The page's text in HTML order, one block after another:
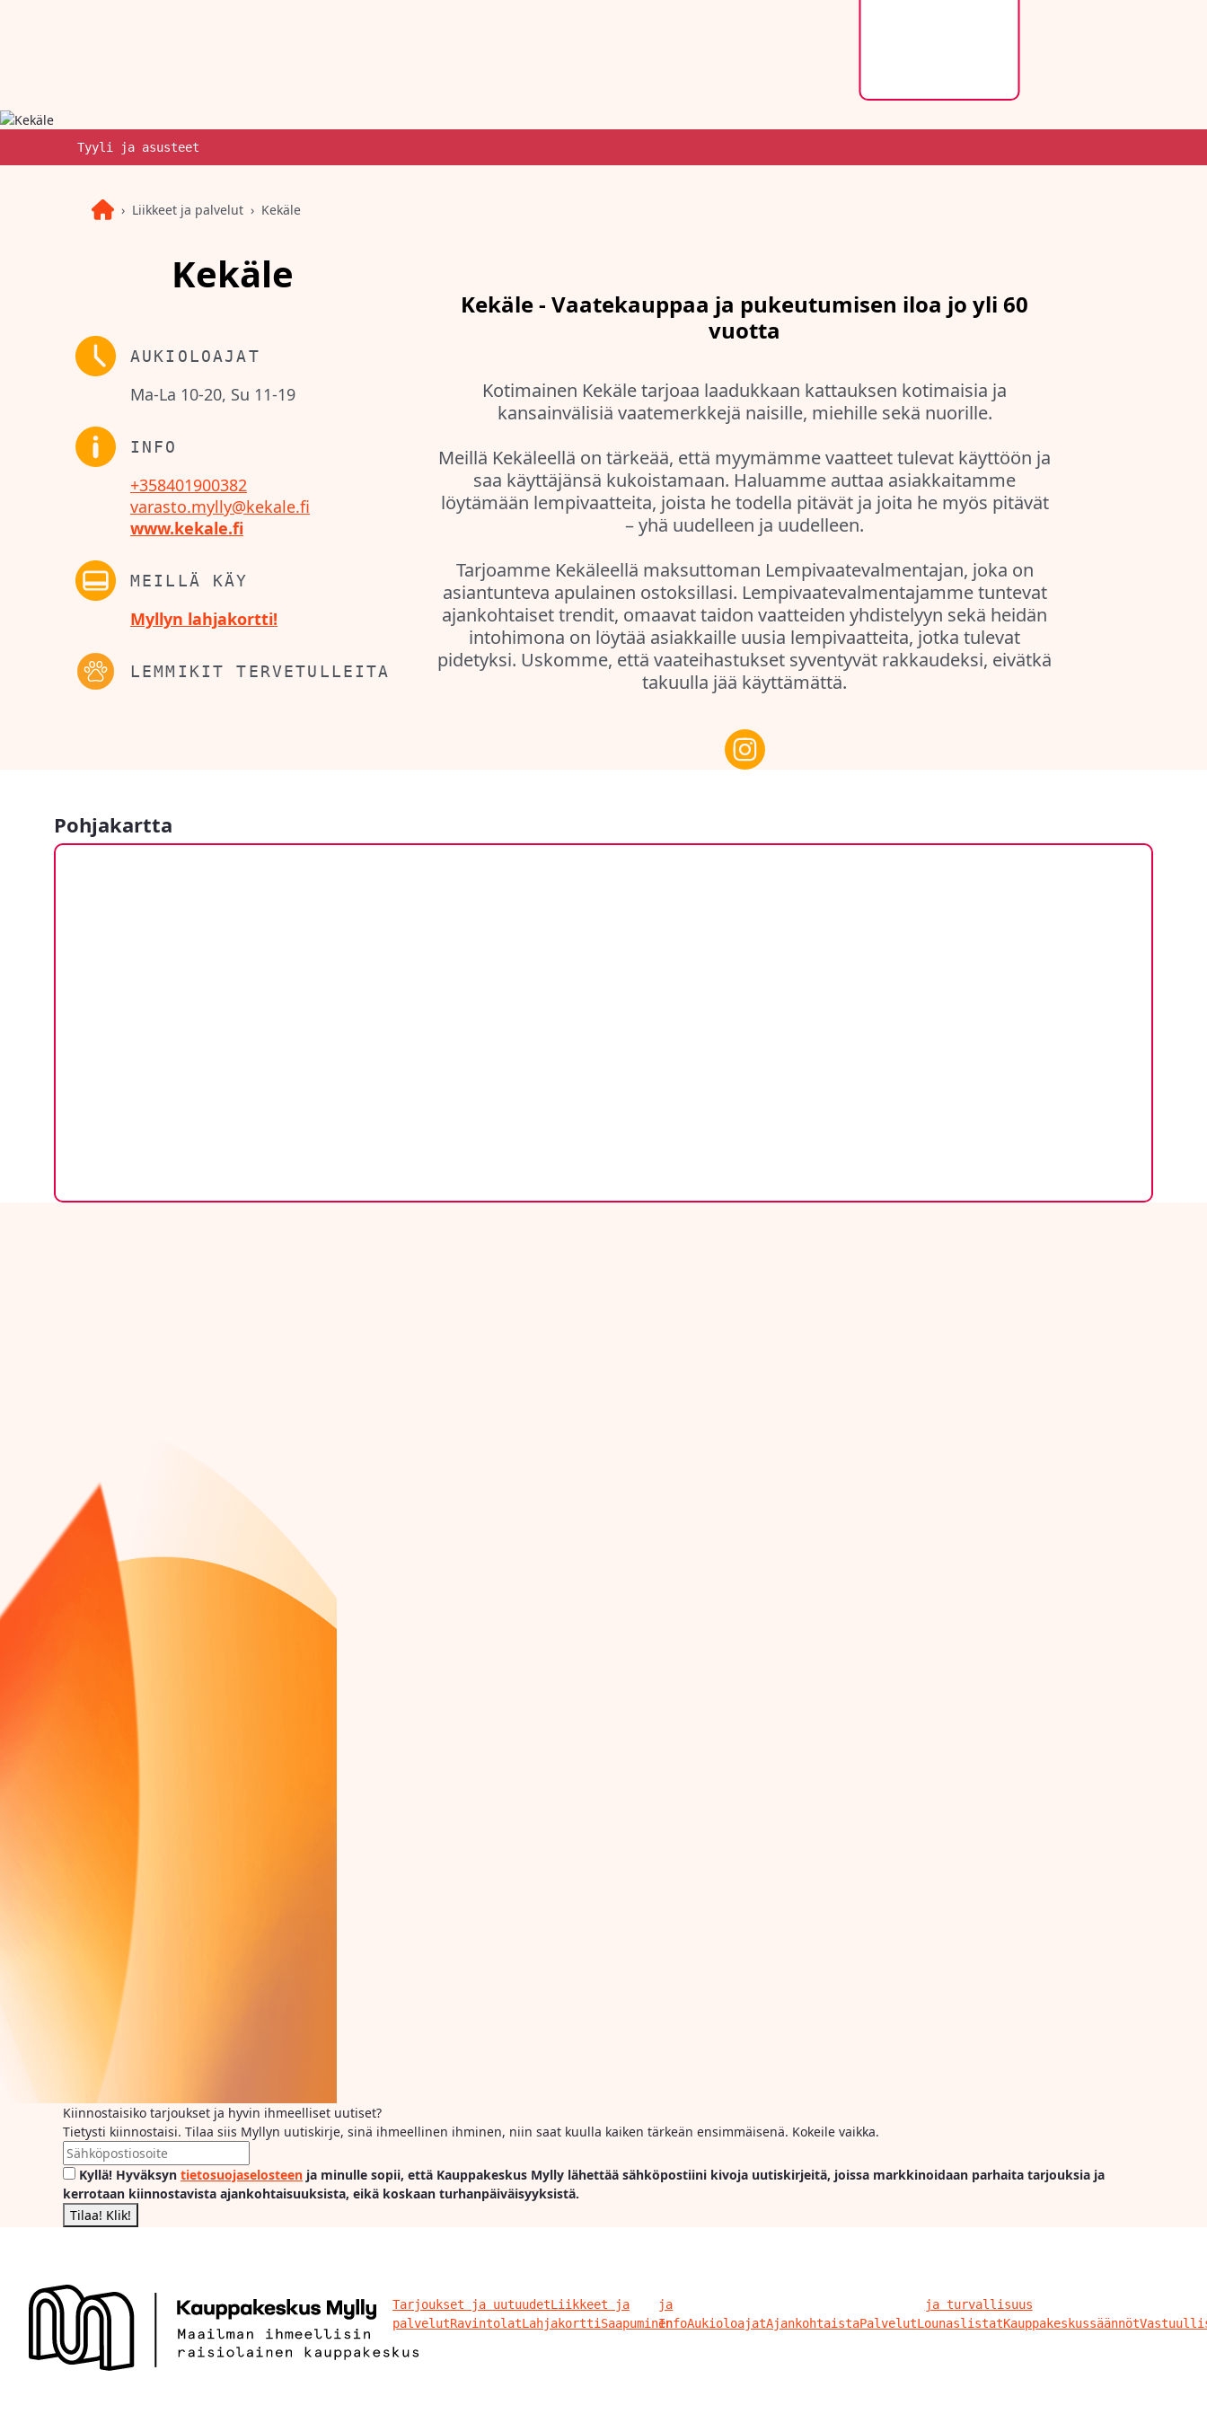
Tyyli ja asusteet
Liikkeet ja palvelut Kekäle
Kekäle
AUKIOLOAJAT
Ma-La 10-20, Su 11-19
INFO
+358401900382
varasto.mylly@kekale.fi
www.kekale.fi
MEILLÄ KÄY
Myllyn lahjakortti!
LEMMIKIT TERVETULLEITA
Kekäle - Vaatekauppaa ja pukeutumisen iloa jo yli 60
vuotta
Kotimainen Kekäle tarjoaa laadukkaan kattauksen kotimaisia ja
kansainvälisiä vaatemerkkejä naisille, miehille sekä nuorille.
Meillä Kekäleellä on tärkeää, että myymämme vaatteet tulevat käyttöön ja
saa käyttäjänsä kukoistamaan. Haluamme auttaa asiakkaitamme
löytämään lempivaatteita, joista he todella pitävät ja joita he myös pitävät
– yhä uudelleen ja uudelleen.
Tarjoamme Kekäleellä maksuttoman Lempivaatevalmentajan, joka on
asiantunteva apulainen ostoksillasi. Lempivaatevalmentajamme tuntevat
ajankohtaiset trendit, omaavat taidon vaatteiden yhdistelyyn sekä heidän
intohimona on löytää asiakkaille uusia lempivaatteita, jotka tulevat
pidetyksi. Uskomme, että vaateihastukset syventyvät rakkaudeksi, eivätkä
takuulla jää käyttämättä.
Pohjakartta
Kiinnostaisiko tarjoukset ja hyvin ihmeelliset uutiset?
Tietysti kiinnostaisi. Tilaa siis Myllyn uutiskirje, sinä ihmeellinen ihminen, niin saat kuulla kaiken tärkeän ensimmäisenä. Kokeile vaikka.
Kyllä! Hyväksyn tietosuojaselosteen ja minulle sopii, että Kauppakeskus Mylly lähettää sähköpostiini kivoja uutiskirjeitä, joissa markkinoidaan parhaita tarjouksia ja
kerrotaan kiinnostavista ajankohtaisuuksista, eikä koskaan turhanpäiväisyyksistä.
Tarjoukset ja uutuudetLiikkeet ja
palvelutRavintolatLahjakortti Saapuminen
ja
InfoAukioloajatAjankohtaistaPalvelutLounaslistatKauppakeskussäännöt
ja turvallisuus